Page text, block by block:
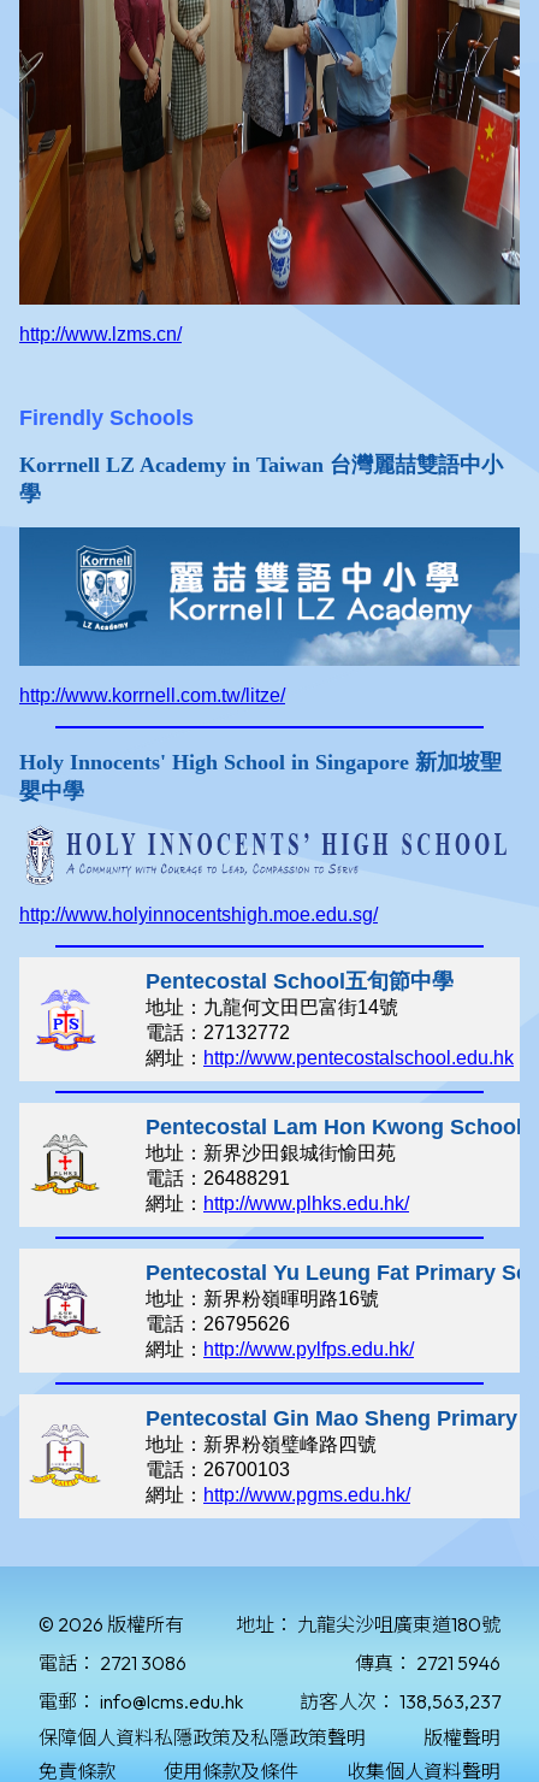
© 2026 版權所有 地址： 九龍尖沙咀廣東道180號
電話： 2721 3086 傳真： 2721 5946
電郵： info@lcms.edu.hk 訪客人次： 138,563,237
保障個人資料私隱政策及私隱政策聲明
版權聲明
免責條款
使用條款及條件 收集個人資料聲明